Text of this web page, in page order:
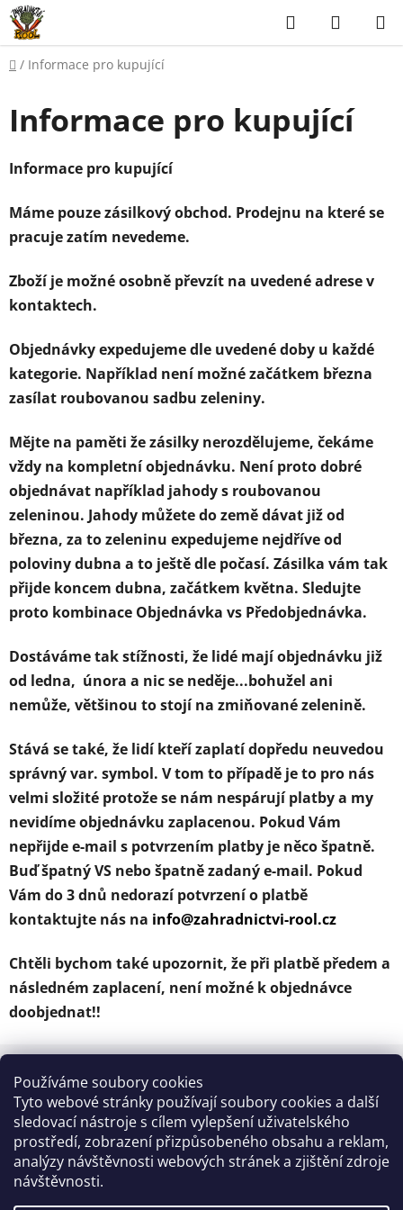
Používáme soubory cookies
Tyto webové stránky používají soubory cookies a další
sledovací nástroje s cílem vylepšení uživatelského
prostředí, zobrazení přizpůsobeného obsahu a reklam,
analýzy návštěvnosti webových stránek a zjištění zdroje
návštěvnosti.
Přejít
na
obsah
Hledat
KOŠÍK
Domů
/ Informace pro kupující
Informace pro kupující
Informace pro kupující
Máme pouze zásilkový obchod. Prodejnu na které se
pracuje zatím nevedeme.
Zboží je možné osobně převzít na uvedené adrese v
kontaktech.
Objednávky expedujeme dle uvedené doby u každé
kategorie. Například není možné začátkem března
zasílat roubovanou sadbu zeleniny.
Mějte na paměti že zásilky nerozdělujeme, čekáme
vždy na kompletní objednávku. Není proto dobré
objednávat například jahody s roubovanou
zeleninou. Jahody můžete do země dávat již od
března, za to zeleninu expedujeme nejdříve od
poloviny dubna a to ještě dle počasí. Zásilka vám tak
přijde koncem dubna, začátkem května. Sledujte
proto kombinace Objednávka vs Předobjednávka.
Dostáváme tak stížnosti, že lidé mají objednávku již
od ledna, února a nic se neděje...bohužel ani
nemůže, většinou to stojí na zmiňované zelenině.
Stává se také, že lidí kteří zaplatí dopředu neuvedou
správný var. symbol. V tom to případě je to pro nás
velmi složité protože se nám nespárují platby a my
nevidíme objednávku zaplacenou. Pokud Vám
nepřijde e-mail s potvrzením platby je něco špatně.
Buď špatný VS nebo špatně zadaný e-mail. Pokud
Vám do 3 dnů nedorazí potvrzení o platbě
kontaktujte nás na info@zahradnictvi-rool.cz
Chtěli bychom také upozornit, že při platbě předem a
následném zaplacení, není možné k objednávce
doobjednat!!
Z
Kontakt
info@zahradnictvi-rool.cz
+420728 841700